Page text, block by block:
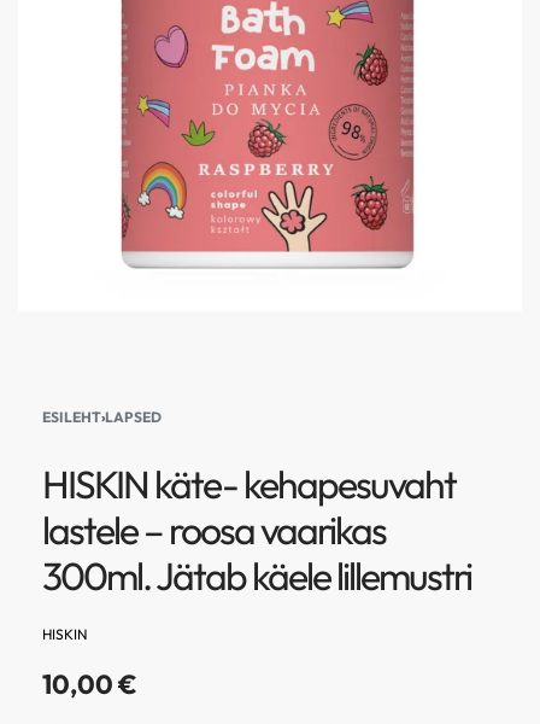
ESILEHT›LAPSED
HISKIN käte- kehapesuvaht
lastele – roosa vaarikas
300ml. Jätab käele lillemustri
HISKIN
10,00€